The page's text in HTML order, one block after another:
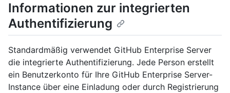
Informationen zur integrierten
Authentifizierung
Standardmäßig verwendet GitHub Enterprise Server
die integrierte Authentifizierung. Jede Person erstellt
ein Benutzerkonto für Ihre GitHub Enterprise Server-
Instance über eine Einladung oder durch Registrierung